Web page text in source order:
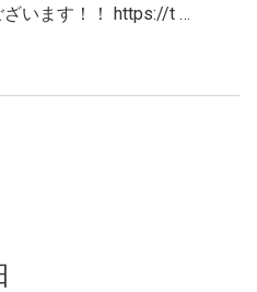
ざいます！！ https://t …